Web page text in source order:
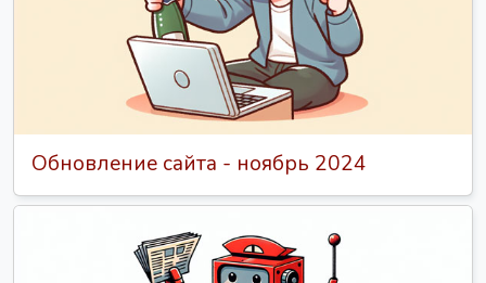
Обновление сайта - ноябрь 2024